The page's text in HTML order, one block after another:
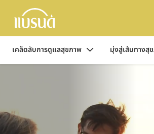
เคล็ดลับการดูแลสุขภาพ มุ่งสู่เส้นทางสุ